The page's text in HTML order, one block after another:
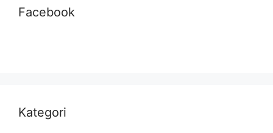
Facebook
Kategori